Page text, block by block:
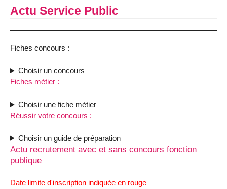
Actu Service Public
Fiches concours :
Choisir un concours
Fiches métier :
Choisir une fiche métier
Réussir votre concours :
Choisir un guide de préparation
Actu recrutement avec et sans concours fonction
publique
Date limite d'inscription indiquée en rouge